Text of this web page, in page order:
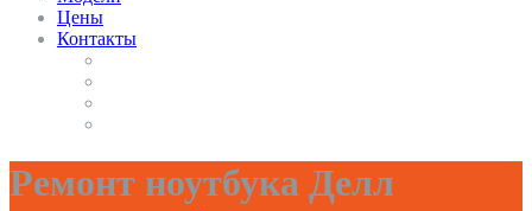
Цены
Контакты
Ремонт ноутбука Делл